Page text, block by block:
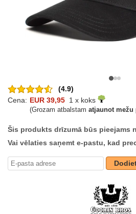
(4.9)
Cena: EUR 39,95 1 x koks
(Grozam atbalstam atjaunot mežu
Šis produkts drīzumā būs pieejams
Vai vēlaties saņemt e-pastu, kad